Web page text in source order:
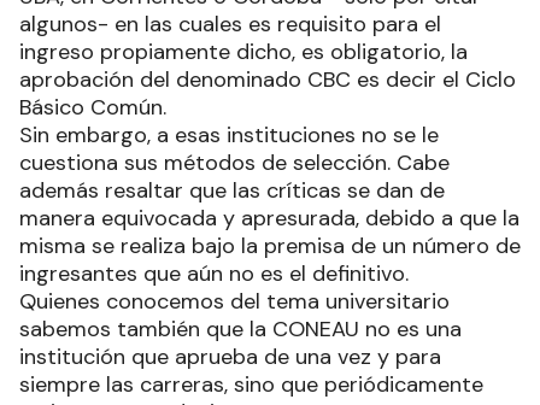
algunos- en las cuales es requisito para el
ingreso propiamente dicho, es obligatorio, la
aprobación del denominado CBC es decir el Ciclo
Básico Común.
Sin embargo, a esas instituciones no se le
cuestiona sus métodos de selección. Cabe
además resaltar que las críticas se dan de
manera equivocada y apresurada, debido a que la
misma se realiza bajo la premisa de un número de
ingresantes que aún no es el definitivo.
Quienes conocemos del tema universitario
sabemos también que la CONEAU no es una
institución que aprueba de una vez y para
siempre las carreras, sino que periódicamente